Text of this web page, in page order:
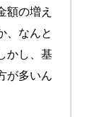
イント
額の増え
、なんと
かし、基
が多いん